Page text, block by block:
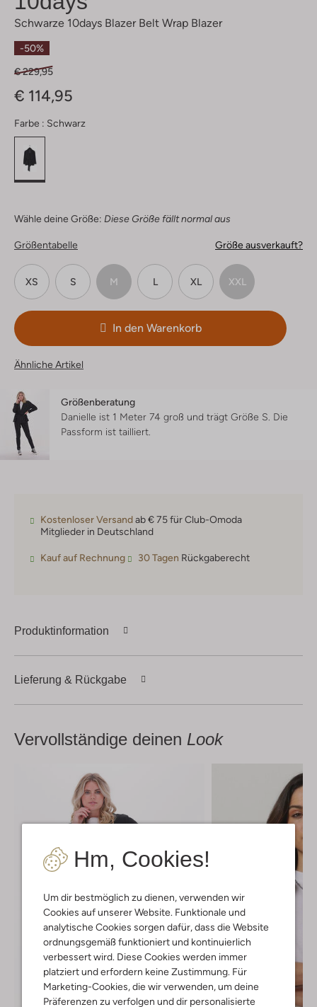
Hm, Cookies!
Um dir bestmöglich zu dienen, verwenden wir
Cookies auf unserer Website. Funktionale und
analytische Cookies sorgen dafür, dass die Website
ordnungsgemäß funktioniert und kontinuierlich
verbessert wird. Diese Cookies werden immer
platziert und erfordern keine Zustimmung. Für
Marketing-Cookies, die wir verwenden, um deine
Präferenzen zu verfolgen und dir personalisierte
Schwarze 10days Blazer Belt Wrap Blazer
-50%
€ 229,95
€ 114,95
Farbe : Schwarz
Wähle deine Größe: Diese Größe fällt normal aus
Größentabelle Größe ausverkauft?
XS S M L XL XXL
In den Warenkorb
Ähnliche Artikel
Größenberatung
Danielle ist 1 Meter 74 groß und trägt Größe S. Die
Passform ist tailliert
Kostenloser Versandab € 75 für Club-Omoda
Mitglieder in Deutschland
Kauf auf Rechnung 30 Tagen Rückgaberecht
Produktinformation
Lieferung & Rückgabe
Vervollständige deinen Look